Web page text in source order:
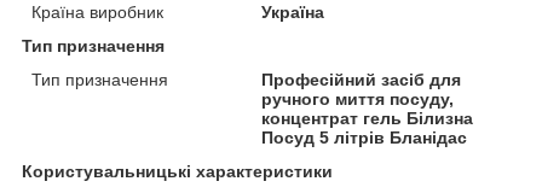
Країна виробник
Україна
Тип призначення
Тип призначення
Професійний засіб для
ручного миття посуду,
концентрат гель Білизна
Посуд 5 літрів Бланідас
Користувальницькі характеристики